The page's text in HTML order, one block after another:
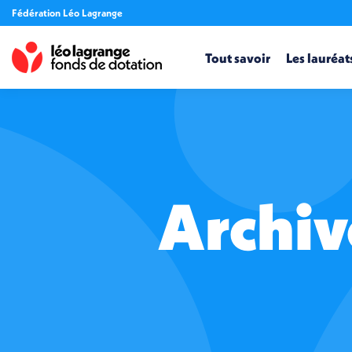
Fédération Léo Lagrange
Tout savoir Les